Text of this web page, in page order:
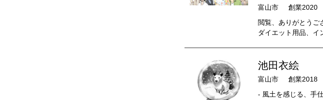
富山市
創業2020
閲覧、ありがとうご
ダイエット用品、イ
池田衣絵
富山市
創業2018
- 風土を感じる、手